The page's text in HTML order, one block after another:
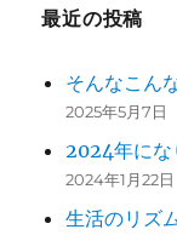
最近の投稿
そんなこん
2025年5月7日
2024年にな
2024年1月22日
生活のリズ